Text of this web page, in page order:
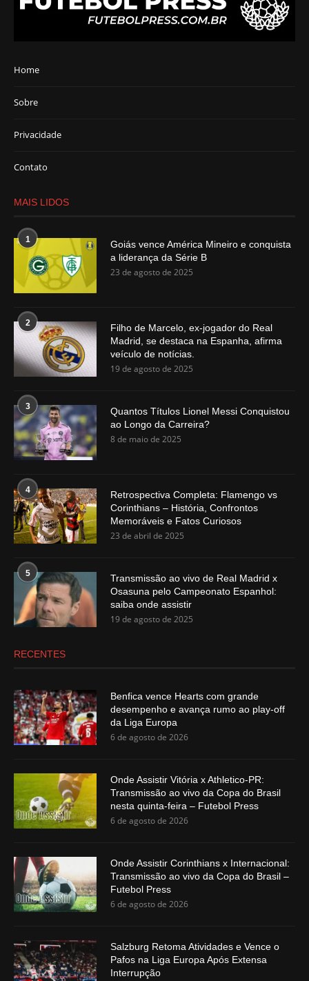
Home
Sobre
Privacidade
Contato
MAIS LIDOS
1
Goiás vence América Mineiro e conquista
a liderança da Série B
23 de agosto de 2025
2
Filho de Marcelo, ex-jogador do Real
Madrid, se destaca na Espanha, afirma
veículo de notícias.
19 de agosto de 2025
3
Quantos Títulos Lionel Messi Conquistou
ao Longo da Carreira?
8 de maio de 2025
4
Retrospectiva Completa: Flamengo vs
Corinthians – História, Confrontos
Memoráveis e Fatos Curiosos
23 de abril de 2025
5
Transmissão ao vivo de Real Madrid x
Osasuna pelo Campeonato Espanhol:
saiba onde assistir
19 de agosto de 2025
RECENTES
Benfica vence Hearts com grande
desempenho e avança rumo ao play-off
da Liga Europa
6 de agosto de 2026
Onde Assistir Vitória x Athletico-PR:
Transmissão ao vivo da Copa do Brasil
nesta quinta-feira – Futebol Press
6 de agosto de 2026
Onde Assistir Corinthians x Internacional:
Transmissão ao vivo da Copa do Brasil –
Futebol Press
6 de agosto de 2026
Salzburg Retoma Atividades e Vence o
Pafos na Liga Europa Após Extensa
Interrupção